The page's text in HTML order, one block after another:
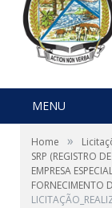
MENU
Home »
SRP (REGISTRO
EMPRESA
FORNECIMENTO